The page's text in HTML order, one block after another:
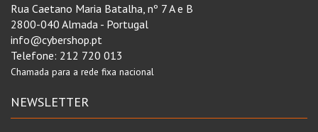
Rua Caetano Maria Batalha, nº 7 A e B
2800-040 Almada - Portugal
info@cybershop.pt
Telefone: 212 720 013
Chamada para a rede fixa nacional
NEWSLETTER